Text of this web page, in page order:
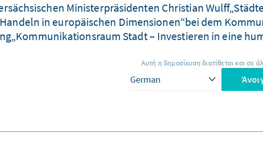
Ministerpräsidenten Christian
Handeln in europäischen Dimensionen“bei dem
Stadt – Investieren in eine
Αυτή η δημοσίευση διατίθεται και σε